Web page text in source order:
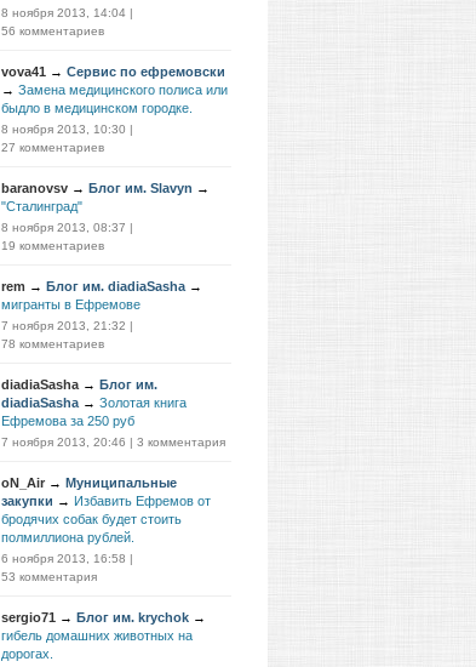
8 ноября 2013, 14:04 |
56 комментариев
vova41 → Сервис по ефремовски
→ Замена медицинского полиса или
быдло в медицинском городке.
8 ноября 2013, 10:30 |
27 комментариев
baranovsv → Блог им. Slavyn →
"Сталинград"
8 ноября 2013, 08:37 |
19 комментариев
rem → Блог им. diadiaSasha →
мигранты в Ефремове
7 ноября 2013, 21:32 |
78 комментариев
diadiaSasha → Блог им.
diadiaSasha → Золотая книга
Ефремова за 250 руб
7 ноября 2013, 20:46 | 3 комментария
oN_Air → Муниципальные
закупки → Избавить Ефремов от
бродячих собак будет стоить
полмиллиона рублей.
6 ноября 2013, 16:58 |
53 комментария
sergio71 → Блог им. krychok →
гибель домашних животных на
дорогах.